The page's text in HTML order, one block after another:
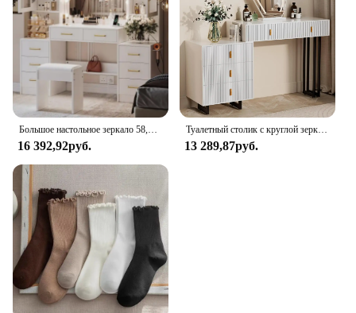
Большое настольное зеркало 58,3 дюйма;, туалетный столик для макияжа с 10 светодиодной подсветкой, 8 металлическими выдвижными ящиками и 2 шкафами, белый
16 392,92руб.
Туалетный столик с круглой зеркалом и местом для хранения, 5 ящиков и 3 режима освещения, белый
13 289,87руб.